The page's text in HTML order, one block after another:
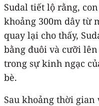
Sudal tiết lộ rằng,
khoảng 300m dây từ
quay lại cho thấy,
bằng đuôi và cưỡi
trong sự kinh ngạc
bè.
Sau khoảng thời